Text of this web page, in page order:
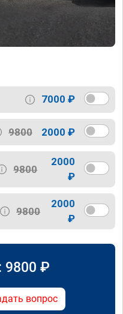
7000 ₽
9800 2000 ₽
9800
2000
₽
9800
2000
₽
9800 ₽
вопрос